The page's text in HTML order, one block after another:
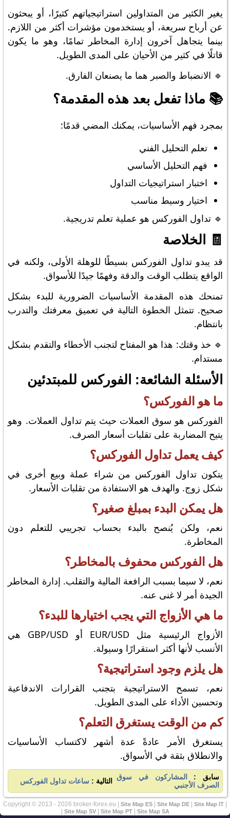
يغير الكثير من المتداولين استراتيجياتهم كثيرًا، أو يبحثون
عن أرباح سريعة، أو يستخدمون مؤشرات أكثر من اللازم.
بينما يتجاهل آخرون إدارة المخاطر تمامًا، وهو ما يكون
قاتلًا في كثير من الأحيان على المدى الطويل.
🔹 الانضباط والصبر هما ما يصنعان الفارق.
📚 ماذا تفعل بعد هذه المقدمة؟
بمجرد فهم الأساسيات، يمكنك المضي قدمًا:
تعلم التحليل الفني
فهم التحليل الأساسي
اختبار استراتيجيات التداول
اختيار وسيط مناسب
🔹 تداول الفوركس هو عملية تعلم تدريجية.
🧾 الخلاصة
قد يبدو تداول الفوركس بسيطًا للوهلة الأولى، ولكنه في
الواقع يتطلب الوقت والدقة وفهمًا جيدًا للأسواق.
تمنحك هذه المقدمة الأساسيات الضرورية للبدء بشكل
صحيح. تتمثل الخطوة التالية في تعميق معرفتك والتدرب
بانتظام.
🔹 خذ وقتك: هذا هو المفتاح لتجنب الأخطاء والتقدم بشكل
مستدام.
الأسئلة الشائعة: الفوركس للمبتدئين
ما هو الفوركس؟
الفوركس هو سوق العملات حيث يتم تداول العملات. وهو
يتيح المضاربة على تقلبات أسعار الصرف.
كيف يعمل تداول الفوركس؟
يتكون تداول الفوركس من شراء عملة وبيع أخرى في
شكل زوج. والهدف هو الاستفادة من تقلبات الأسعار.
هل يمكن البدء بمبلغ صغير؟
نعم، ولكن يُنصح بالبدء بحساب تجريبي للتعلم دون
المخاطرة.
هل الفوركس محفوف بالمخاطر؟
نعم، لا سيما بسبب الرافعة المالية والتقلب. إدارة المخاطر
الجيدة أمر لا غنى عنه.
ما هي الأزواج التي يجب اختيارها للبدء؟
الأزواج الرئيسية مثل EUR/USD أو GBP/USD هي
الأنسب لأنها أكثر استقرارًا وسيولة.
هل يلزم وجود استراتيجية؟
نعم، تسمح الاستراتيجية بتجنب القرارات الاندفاعية
وتحسين الأداء على المدى الطويل.
كم من الوقت يستغرق التعلم؟
يستغرق الأمر عادةً عدة أشهر لاكتساب الأساسيات
والانطلاق بثقة في الأسواق.
سابق :
المشاركون في سوق
الصرف الأجنبي
التالية : ساعات تداول الفوركس
Copyright © 2013 - 2026 broker-forex.eu | Site Map ES Site Map DE Site Map IT
Site Map SV| Site Map PT| Site Map SA